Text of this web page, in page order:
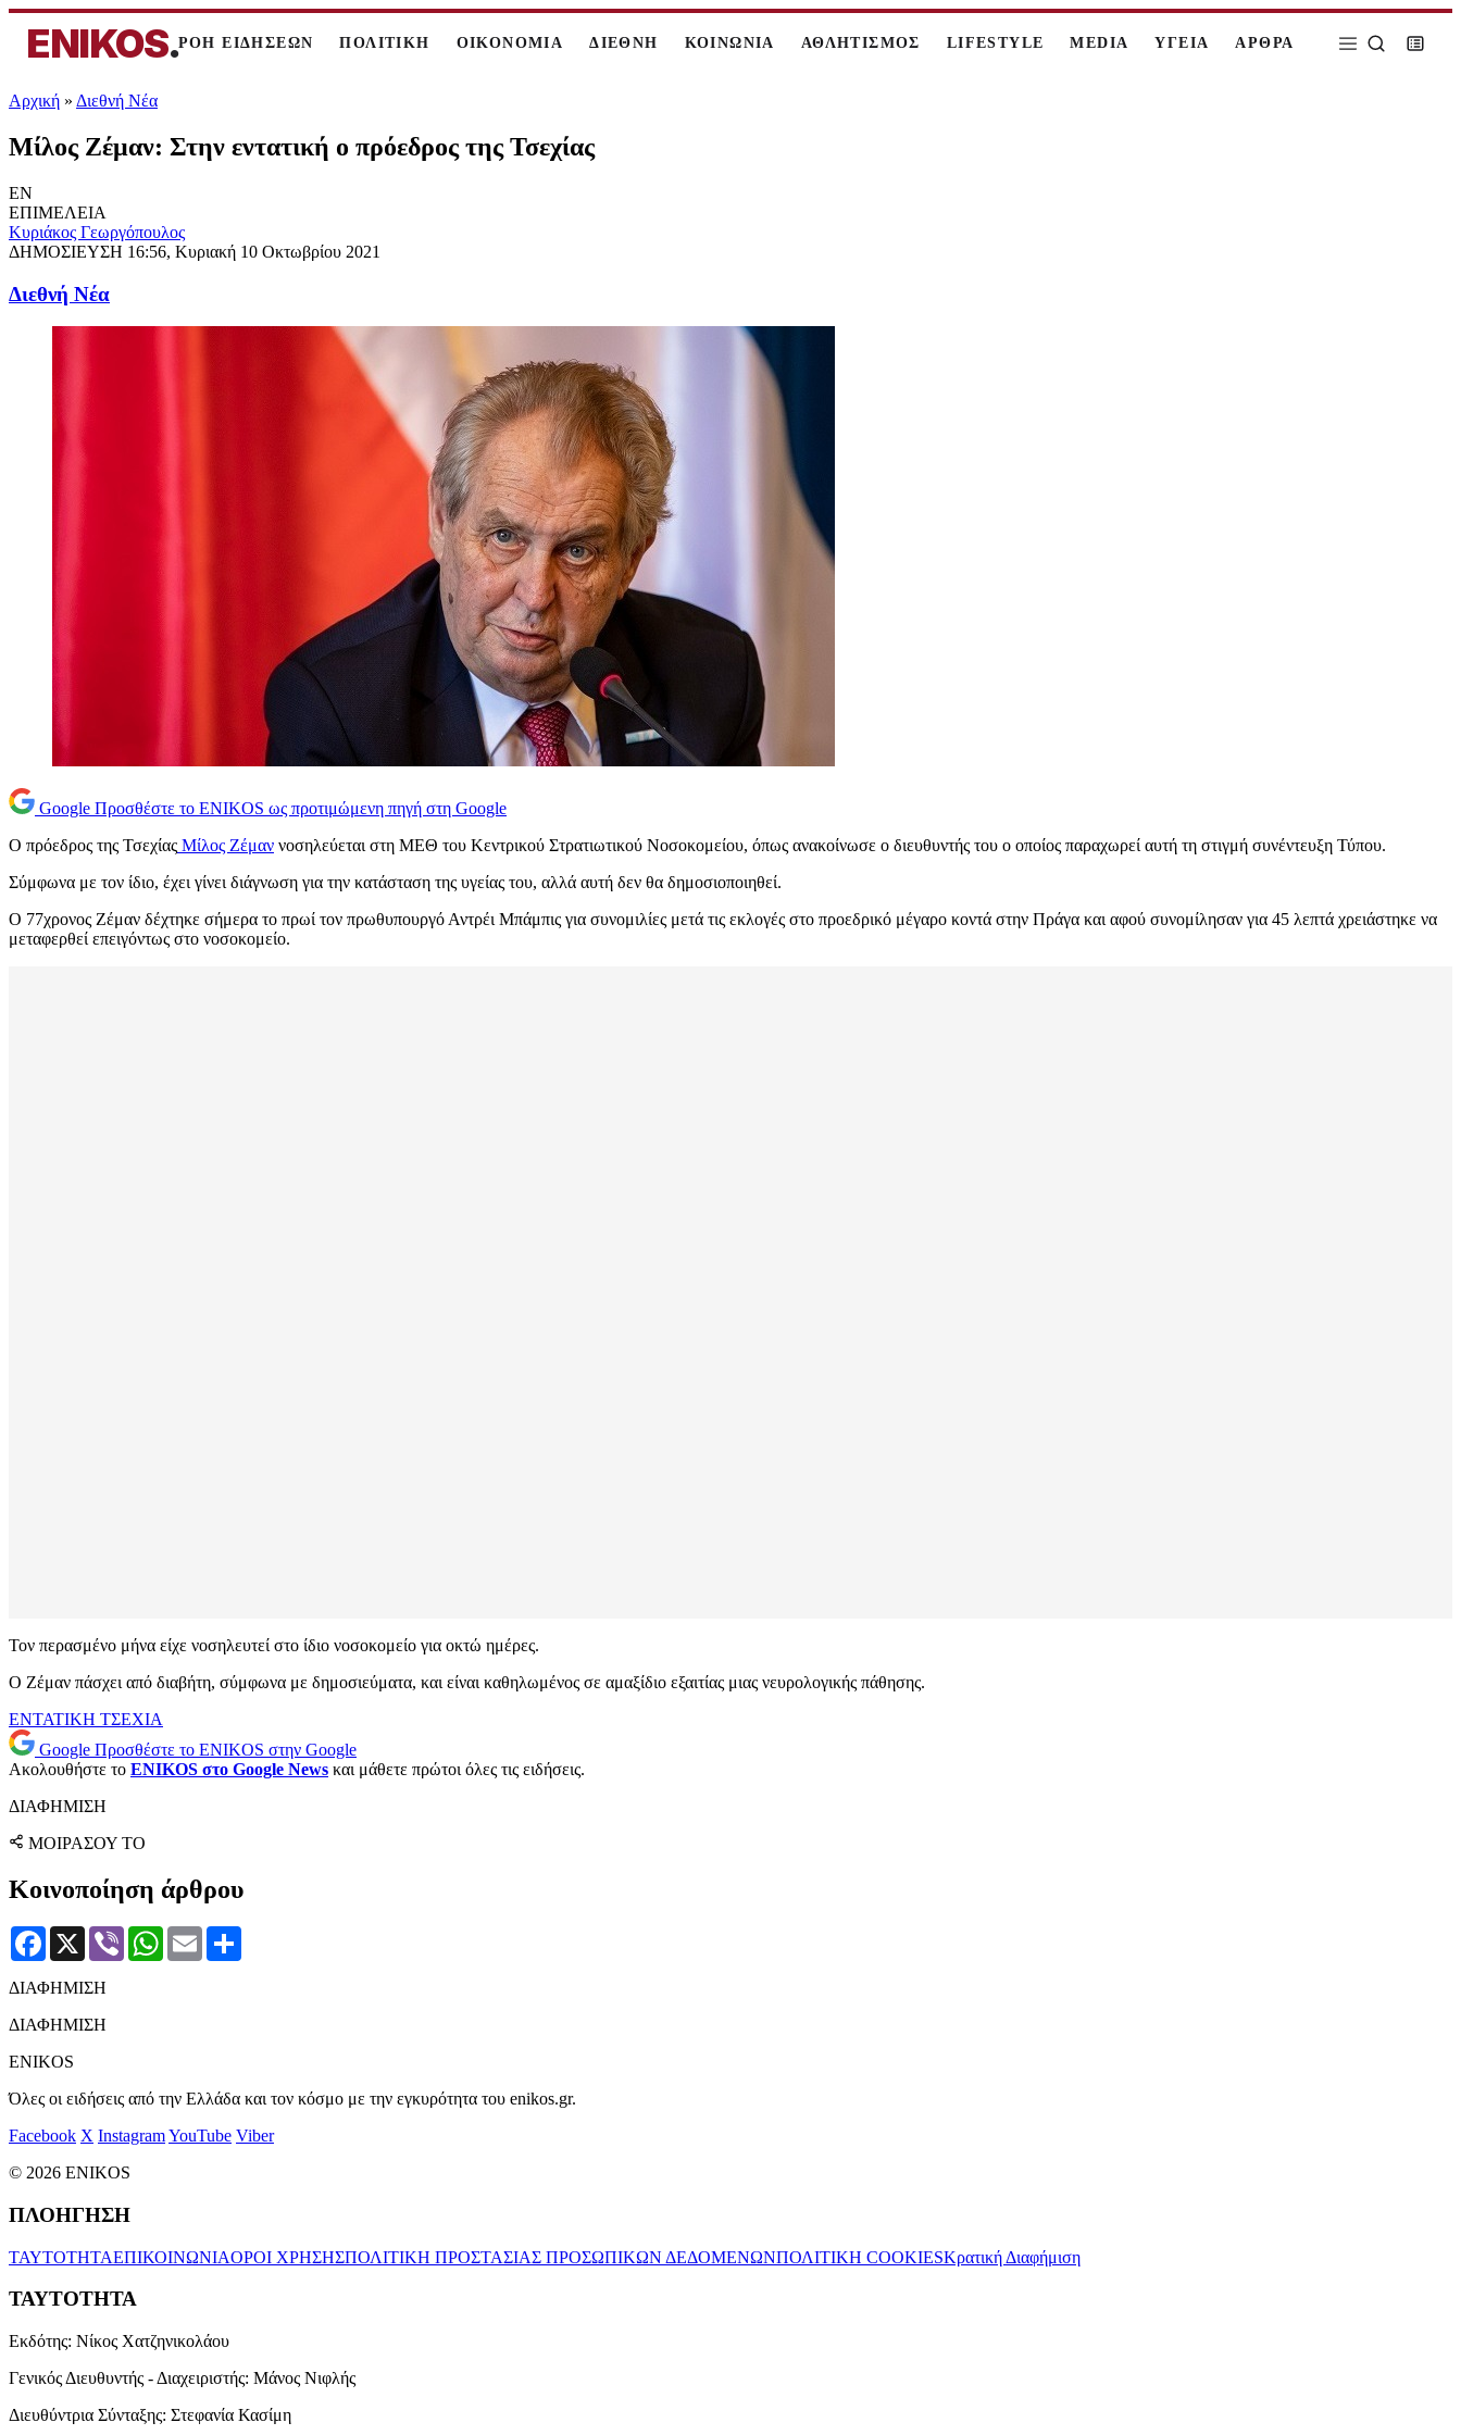
ENIKOS.ΡΟΗ ΕΙΔΗΣΕΩΝ ΠΟΛΙΤΙΚΗ ΟΙΚΟΝΟΜΙΑ ΔΙΕΘΝΗ ΚΟΙΝΩΝΙΑ ΑΘΛΗΤΙΣΜΟΣ LIFESTYLE MEDIA ΥΓΕΙΑ ΑΡΘΡΑ
Αρχική » Διεθνή Νέα
Mίλος Ζέμαν: Στην εντατική ο πρόεδρος της Τσεχίας
EN
ΕΠΙΜΕΛΕΙΑ
Κυριάκος Γεωργόπουλος
ΔΗΜΟΣΙΕΥΣΗ 16:56, Κυριακή 10 Οκτωβρίου 2021
Διεθνή Νέα
Google Προσθέστε το ENIKOS ως προτιμώμενη πηγή στη Google
Ο πρόεδρος της Τσεχίας Μίλος Ζέμαν νοσηλεύεται στη ΜΕΘ του Κεντρικού Στρατιωτικού Νοσοκομείου, όπως ανακοίνωσε ο διευθυντής του ο οποίος παραχωρεί αυτή τη στιγμή συνέντευξη Τύπου.
Σύμφωνα με τον ίδιο, έχει γίνει διάγνωση για την κατάσταση της υγείας του, αλλά αυτή δεν θα δημοσιοποιηθεί.
Ο 77χρονος Ζέμαν δέχτηκε σήμερα το πρωί τον πρωθυπουργό Αντρέι Μπάμπις για συνομιλίες μετά τις εκλογές στο προεδρικό μέγαρο κοντά στην Πράγα και αφού συνομίλησαν για 45 λεπτά χρειάστηκε να
μεταφερθεί επειγόντως στο νοσοκομείο.
Τον περασμένο μήνα είχε νοσηλευτεί στο ίδιο νοσοκομείο για οκτώ ημέρες.
Ο Ζέμαν πάσχει από διαβήτη, σύμφωνα με δημοσιεύματα, και είναι καθηλωμένος σε αμαξίδιο εξαιτίας μιας νευρολογικής πάθησης.
ΕΝΤΑΤΙΚΗ ΤΣΕΧΙΑ
Google Προσθέστε το ENIKOS στην Google
Ακολουθήστε το ENIKOS στο Google News και μάθετε πρώτοι όλες τις ειδήσεις.
ΔΙΑΦΗΜΙΣΗ
ΜΟΙΡΑΣΟΥ ΤΟ
Κοινοποίηση άρθρου
Facebook
X Viber WhatsApp
Email
ΔΙΑΦΗΜΙΣΗ
ΔΙΑΦΗΜΙΣΗ
ENIKOS
Όλες οι ειδήσεις από την Ελλάδα και τον κόσμο με την εγκυρότητα του enikos.gr.
Facebook X InstagramYouTube Viber
© 2026 ENIKOS
ΠΛΟΗΓΗΣΗ
ΤΑΥΤΟΤΗΤΑΕΠΙΚΟΙΝΩΝΙΑΟΡΟΙ ΧΡΗΣΗΣΠΟΛΙΤΙΚΗ ΠΡΟΣΤΑΣΙΑΣ ΠΡΟΣΩΠΙΚΩΝ ΔΕΔΟΜΕΝΩΝΠΟΛΙΤΙΚΗ COOKIESΚρατική Διαφήμιση
ΤΑΥΤΟΤΗΤΑ
Εκδότης: Νίκος Χατζηνικολάου
Γενικός Διευθυντής - Διαχειριστής: Μάνος Νιφλής
Διευθύντρια Σύνταξης: Στεφανία Κασίμη